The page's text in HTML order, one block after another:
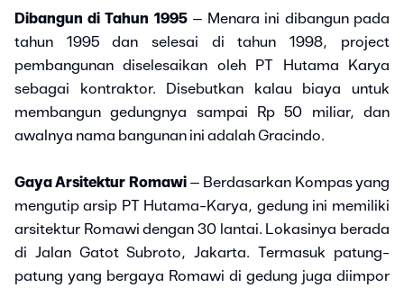
Dibangun di Tahun 1995 – Menara ini dibangun pada
tahun 1995 dan selesai di tahun 1998, project
pembangunan diselesaikan oleh PT Hutama Karya
sebagai kontraktor. Disebutkan kalau biaya untuk
membangun gedungnya sampai Rp 50 miliar, dan
awalnya nama bangunan ini adalah Gracindo.
Gaya Arsitektur Romawi– Berdasarkan Kompas yang
mengutip arsip PT Hutama-Karya, gedung ini memiliki
arsitektur Romawi dengan 30 lantai. Lokasinya berada
di Jalan Gatot Subroto, Jakarta. Termasuk patung-
patung yang bergaya Romawi di gedung juga diimpor